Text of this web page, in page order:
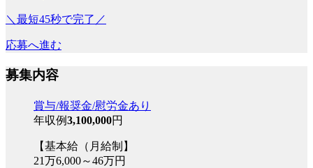
＼最短45秒で完了／
応募へ進む
募集内容
賞与/報奨金/慰労金あり
年収例3,100,000円
【基本給（月給制】
21万6,000～46万円